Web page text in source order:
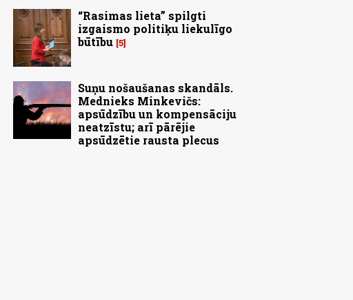
“Rasimas lieta” spilgti
izgaismo politiķu liekulīgo
būtību 5
Suņu nošaušanas skandāls.
Mednieks Minkevičs:
apsūdzību un kompensāciju
neatzīstu; arī pārējie
apsūdzētie rausta plecus